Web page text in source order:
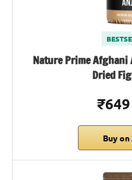
Nature Prime
Dried
₹649
Buy